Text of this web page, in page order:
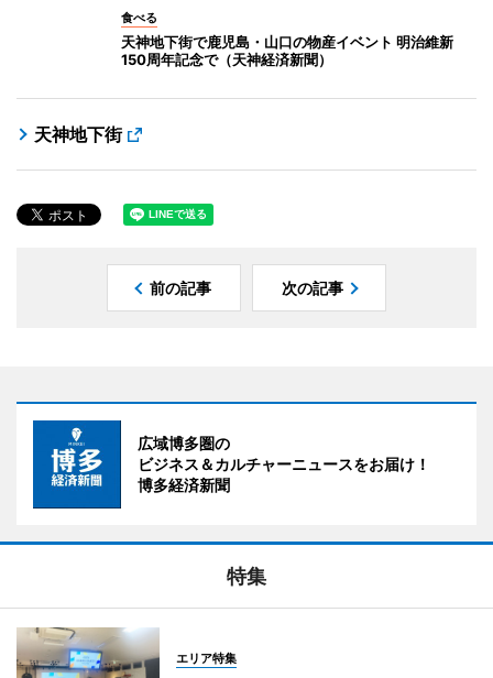
食べる
天神地下街で鹿児島・山口の物産イベント 明治維新
150周年記念で（天神経済新聞）
天神地下街
前の記事 次の記事
広域博多圏の
ビジネス＆カルチャーニュースをお届け！
博多経済新聞
特集
エリア特集